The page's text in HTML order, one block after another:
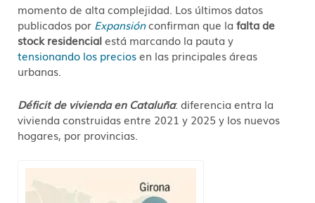
momento de alta complejidad. Los últimos datos
publicados por Expansiónconfirman que la falta de
stock residencialestá marcando la pauta y
tensionando los preciosen las principales áreas
urbanas.
Déficit de vivienda en Cataluña: diferencia entra la
vivienda construidas entre 2021 y 2025 y los nuevos
hogares, por provincias.